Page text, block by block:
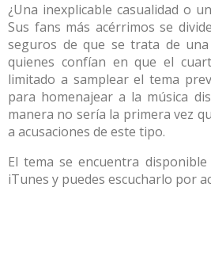
¿Una inexplicable casualidad o
Sus fans más acérrimos se
seguros de que se trata de
quienes confían en que el
limitado a samplear el tema
para homenajear a la música
manera no sería la primera vez
a acusaciones de este tipo.
El tema se encuentra
iTunes y puedes escucharlo por